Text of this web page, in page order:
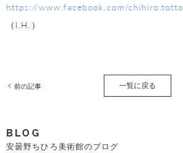
https://www.facebook.com/chihiro.totto
（I.H.）
前の記事 一覧に戻る
BLOG
安曇野ちひろ美術館のブログ